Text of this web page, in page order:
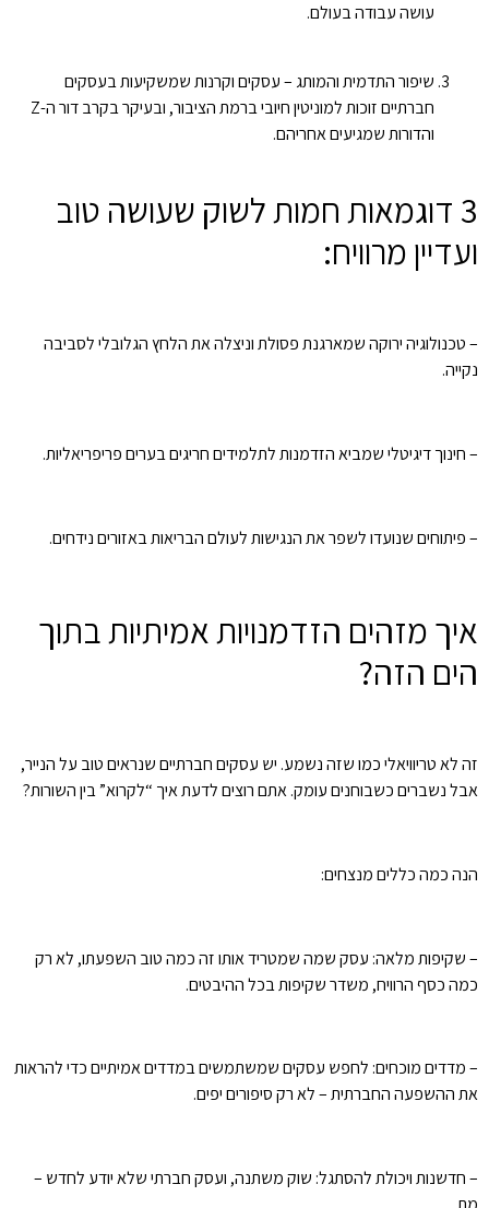
עושה עבודה בעולם.
שיפור התדמית והמותג – עסקים וקרנות שמשקיעות בעסקים
חברתיים זוכות למוניטין חיובי ברמת הציבור, ובעיקר בקרב דור ה-Z
והדורות שמגיעים אחריהם.
3 דוגמאות חמות לשוק שעושה טוב
ועדיין מרוויח:
– טכנולוגיה ירוקה שמארגנת פסולת וניצלה את הלחץ הגלובלי לסביבה
נקייה.
– חינוך דיגיטלי שמביא הזדמנות לתלמידים חריגים בערים פריפריאליות.
– פיתוחים שנועדו לשפר את הנגישות לעולם הבריאות באזורים נידחים.
איך מזהים הזדמנויות אמיתיות בתוך
הים הזה?
זה לא טריוויאלי כמו שזה נשמע. יש עסקים חברתיים שנראים טוב על הנייר,
אבל נשברים כשבוחנים עומק. אתם רוצים לדעת איך “לקרוא” בין השורות?
הנה כמה כללים מנצחים:
– שקיפות מלאה: עסק שמה שמטריד אותו זה כמה טוב השפעתו, לא רק
כמה כסף הרוויח, משדר שקיפות בכל ההיבטים.
– מדדים מוכחים: לחפש עסקים שמשתמשים במדדים אמיתיים כדי להראות
את ההשפעה החברתית – לא רק סיפורים יפים.
– חדשנות ויכולת להסתגל: שוק משתנה, ועסק חברתי שלא יודע לחדש –